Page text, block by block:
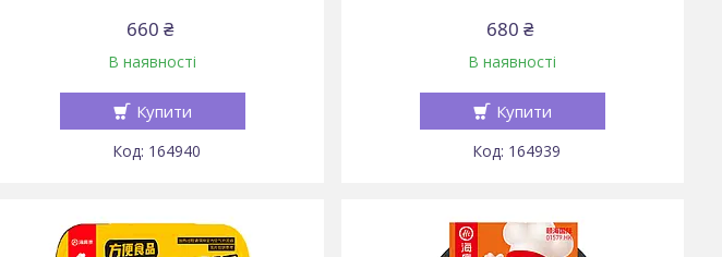
660 ₴
В наявності
Купити
164940
680 ₴
В наявності
Купити
164939